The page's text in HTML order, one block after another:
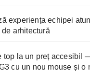
experiența echipei
arhitectură
top la un preț accesibil
cu un nou mouse și o